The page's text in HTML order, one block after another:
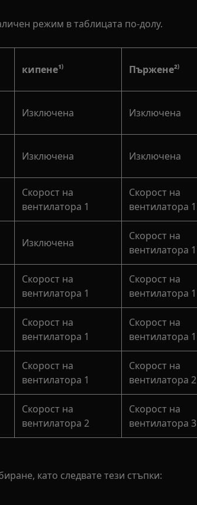
режим в таблицата по-долу.
кипене¹⁾ Пържене²⁾
Изключена Изключена
Изключена Изключена
Скорост на
вентилатора 1
Скорост на
вентилатора 1
Изключена
Скорост на
вентилатора 1
Скорост на
вентилатора 1
Скорост на
вентилатора 1
Скорост на
вентилатора 1
Скорост на
вентилатора 1
Скорост на
вентилатора 1
Скорост на
вентилатора 2
Скорост на
вентилатора 2
Скорост на
вентилатора 3
като следвате тези стъпки: